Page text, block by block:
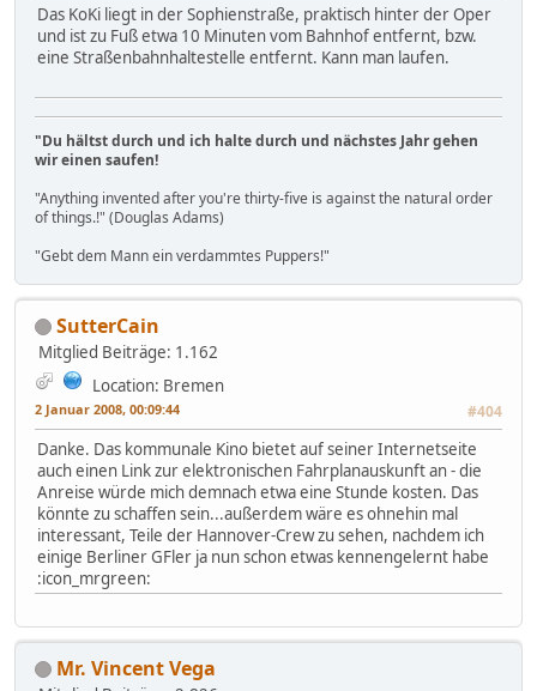
Das KoKi liegt in der Sophienstraße, praktisch hinter der Oper
und ist zu Fuß etwa 10 Minuten vom Bahnhof entfernt, bzw.
eine Straßenbahnhaltestelle entfernt. Kann man laufen.
"Du hältst durch und ich halte durch und nächstes Jahr gehen
wir einen saufen!
"Anything invented after you're thirty-five is against the natural order
of things.!" (Douglas Adams)
"Gebt dem Mann ein verdammtes Puppers!"
SutterCain
Mitglied Beiträge: 1.162
Location: Bremen
2 Januar 2008, 00:09:44 #404
Danke. Das kommunale Kino bietet auf seiner Internetseite
auch einen Link zur elektronischen Fahrplanauskunft an - die
Anreise würde mich demnach etwa eine Stunde kosten. Das
könnte zu schaffen sein...außerdem wäre es ohnehin mal
interessant, Teile der Hannover-Crew zu sehen, nachdem ich
einige Berliner GFler ja nun schon etwas kennengelernt habe
:icon_mrgreen:
Mr. Vincent Vega